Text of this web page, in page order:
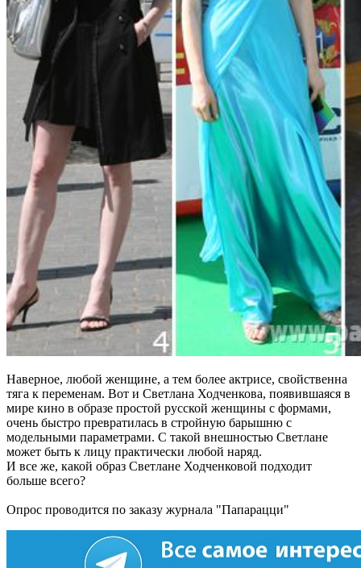
Наверное, любой женщине, а тем более актрисе, свойственна
тяга к переменам. Вот и Светлана Ходченкова, появившаяся в
мире кино в образе простой русской женщины с формами,
очень быстро превратилась в стройную барышню с
модельными параметрами. С такой внешностью Светлане
может быть к лицу практически любой наряд.
И все же, какой образ Светлане Ходченковой подходит
больше всего?
Опрос проводится по заказу журнала "Папарацци"